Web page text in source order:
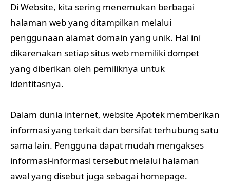
Di Website, kita sering menemukan berbagai
halaman web yang ditampilkan melalui
penggunaan alamat domain yang unik. Hal ini
dikarenakan setiap situs web memiliki dompet
yang diberikan oleh pemiliknya untuk
identitasnya.
Dalam dunia internet, website Apotek memberikan
informasi yang terkait dan bersifat terhubung satu
sama lain. Pengguna dapat mudah mengakses
informasi-informasi tersebut melalui halaman
awal yang disebut juga sebagai homepage.